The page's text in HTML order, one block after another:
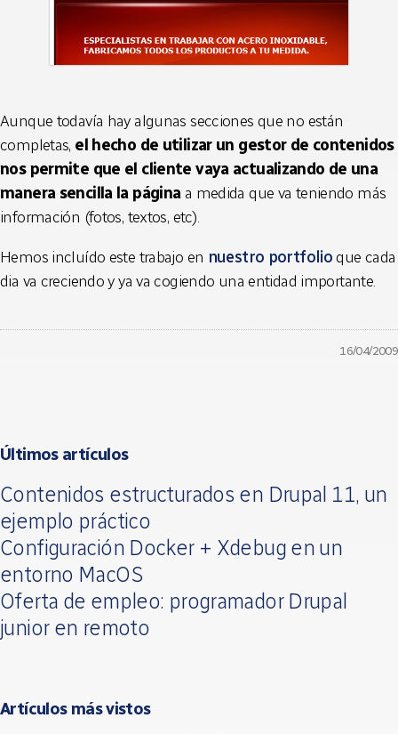
Aunque todavía hay algunas secciones que no están
completas, el hecho de utilizar un gestor de contenidos
nos permite que el cliente vaya actualizando de una
manera sencilla la páginaa medida que va teniendo más
información (fotos, textos, etc).
Hemos incluído este trabajo en nuestro portfolioque cada
dia va creciendo y ya va cogiendo una entidad importante.
16/04/2009
Últimos artículos
Contenidos estructurados en Drupal 11, un
ejemplo práctico
Configuración Docker + Xdebug en un
entorno MacOS
Oferta de empleo: programador Drupal
junior en remoto
Artículos más vistos